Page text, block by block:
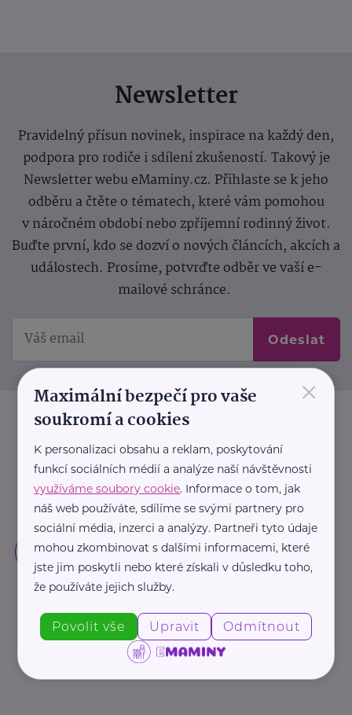
Newsletter
Pravidelný přísun novinek, inspirace na každý den,
podpora pro rodiče i sdílení zkušeností. Takový je
Newsletter webu eMaminy.cz. Přihlaste se k jeho
odběru a čtěte o tématech, které vám pomohou
v náročném období nebo zpříjemní rodinný život.
Buďte první, kdo se dozví o nových článcích, akcích a
událostech. Prosíme, potvrďte odběr ve vaší e-
mailové schránce.
Odeslat
×
Maximální bezpečí pro vaše
soukromí a cookies
K personalizaci obsahu a reklam, poskytování
funkcí sociálních médií a analýze naší návštěvnosti
využíváme soubory cookie. Informace o tom, jak
náš web používáte, sdílíme se svými partnery pro
sociální média, inzerci a analýzy. Partneři tyto údaje
mohou zkombinovat s dalšími informacemi, které
jste jim poskytli nebo které získali v důsledku toho,
že používáte jejich služby.
Povolit vše Upravit Odmítnout